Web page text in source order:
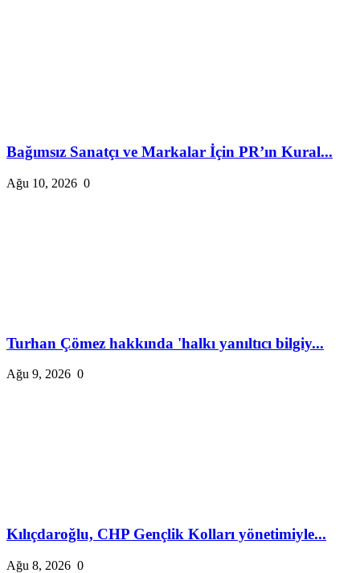
Bağımsız Sanatçı ve Markalar İçin PR’ın Kural...
Ağu 10, 2026 0
Turhan Çömez hakkında 'halkı yanıltıcı bilgiy...
Ağu 9, 2026 0
Kılıçdaroğlu, CHP Gençlik Kolları yönetimiyle...
Ağu 8, 2026 0